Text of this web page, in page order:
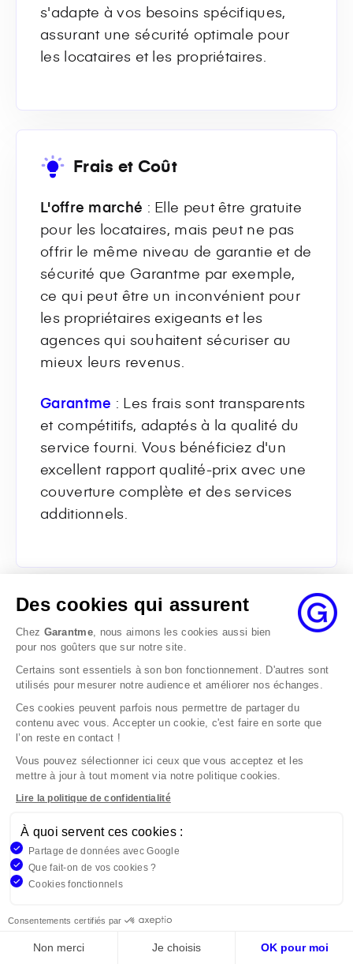
s'adapte à vos besoins spécifiques,
assurant une sécurité optimale pour
les locataires et les propriétaires.
Frais et Coût
L'offre marché : Elle peut être gratuite
pour les locataires, mais peut ne pas
offrir le même niveau de garantie et de
sécurité que Garantme par exemple,
ce qui peut être un inconvénient pour
les propriétaires exigeants et les
agences qui souhaitent sécuriser au
mieux leurs revenus.
Garantme : Les frais sont transparents
et compétitifs, adaptés à la qualité du
service fourni. Vous bénéficiez d'un
excellent rapport qualité-prix avec une
couverture complète et des services
additionnels.
Reconnaissance par les
propriétaires
L'offre marché: Même si elles peuvent
être connus de tous, certains
propriétaires préfèrent des solutions
offrant une couverture plus étendue et
flexible comme celle de Garantme.
propriétaires et d'agences
immobilières reconnaissent et
acceptent la garantie Garantme,
sérénité lors de la location.
Des cookies qui assurent
Chez Garantme, nous aimons les cookies aussi bien
pour nos goûters que sur notre site.
Certains sont essentiels à son bon fonctionnement. D'autres sont
utilisés pour mesurer notre audience et améliorer nos échanges.
Ces cookies peuvent parfois nous permettre de partager du
contenu avec vous. Accepter un cookie, c'est faire en sorte que
l’on reste en contact !
Vous pouvez sélectionner ici ceux que vous acceptez et les
mettre à jour à tout moment via notre politique cookies.
Lire la politique de confidentialité
À quoi servent ces cookies :
Partage de données avec Google
Que fait-on de vos cookies ?
Cookies fonctionnels
Consentements certifiés par
Non merci Je choisis OK pour moi